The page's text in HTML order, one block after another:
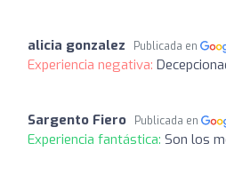
alicia gonzalez Publicada en
Experiencia negativa:
Sargento Fiero Publicada en
Experiencia fantástica: Son los